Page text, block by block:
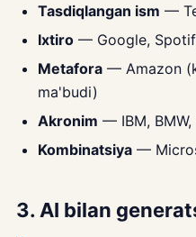
Tasdiqlangan ism —
Ixtiro — Google,
Metafora — Amazon
ma'budi)
Akronim — IBM, BMW,
Kombinatsiya —
3. AI bilan